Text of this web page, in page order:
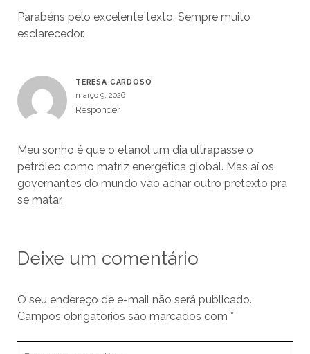
Parabéns pelo excelente texto. Sempre muito
esclarecedor.
TERESA CARDOSO
março 9, 2026
Responder
Meu sonho é que o etanol um dia ultrapasse o
petróleo como matriz energética global. Mas aí os
governantes do mundo vão achar outro pretexto pra
se matar.
Deixe um comentário
O seu endereço de e-mail não será publicado.
Campos obrigatórios são marcados com *